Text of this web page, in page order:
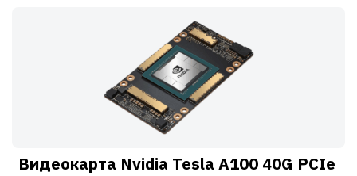
Видеокарта Nvidia Tesla A100 40G PCIe